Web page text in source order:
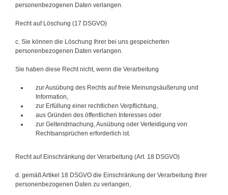
personenbezogenen Daten verlangen.
Recht auf Löschung (17 DSGVO)
c. Sie können die Löschung Ihrer bei uns gespeicherten
personenbezogenen Daten verlangen.
Sie haben diese Recht nicht, wenn die Verarbeitung
zur Ausübung des Rechts auf freie Meinungsäußerung und
Information,
zur Erfüllung einer rechtlichen Verpflichtung,
aus Gründen des öffentlichen Interesses oder
zur Geltendmachung, Ausübung oder Verteidigung von
Rechtsansprüchen erforderlich ist.
Recht auf Einschränkung der Verarbeitung (Art. 18 DSGVO)
d. gemäß Artikel 18 DSGVO die Einschränkung der Verarbeitung Ihrer
personenbezogenen Daten zu verlangen,